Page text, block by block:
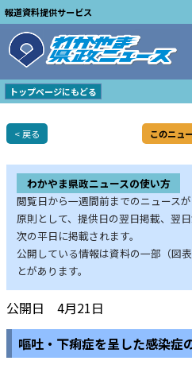
報道資料提供サービス
トップページにもどる
< 戻る このニュ
わかやま県政ニュースの使い方
閲覧日から一週間前までのニュース
原則として、提供日の翌日掲載、翌
次の平日に掲載されます。
公開している情報は資料の一部（図
とがあります。
公開日 4月21日
嘔吐・下痢症を呈した感染症